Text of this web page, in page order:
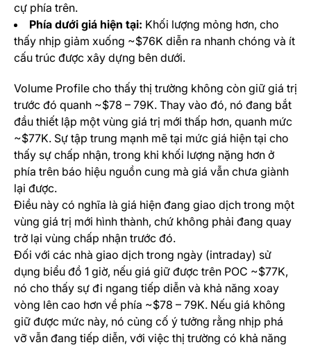
cự phía trên.
Phía dưới giá hiện tại: Khối lượng mỏng hơn, cho
thấy nhịp giảm xuống ~$76K diễn ra nhanh chóng và ít
cấu trúc được xây dựng bên dưới.
Volume Profile cho thấy thị trường không còn giữ giá trị
trước đó quanh ~$78 – 79K. Thay vào đó, nó đang bắt
đầu thiết lập một vùng giá trị mới thấp hơn, quanh mức
~$77K. Sự tập trung mạnh mẽ tại mức giá hiện tại cho
thấy sự chấp nhận, trong khi khối lượng nặng hơn ở
phía trên báo hiệu nguồn cung mà giá vẫn chưa giành
lại được.
Điều này có nghĩa là giá hiện đang giao dịch trong một
vùng giá trị mới hình thành, chứ không phải đang quay
trở lại vùng chấp nhận trước đó.
Đối với các nhà giao dịch trong ngày (intraday) sử
dụng biểu đồ 1 giờ, nếu giá giữ được trên POC ~$77K,
nó cho thấy sự đi ngang tiếp diễn và khả năng xoay
vòng lên cao hơn về phía ~$78 – 79K. Nếu giá không
giữ được mức này, nó củng cố ý tưởng rằng nhịp phá
vỡ vẫn đang tiếp diễn, với việc thị trường có khả năng